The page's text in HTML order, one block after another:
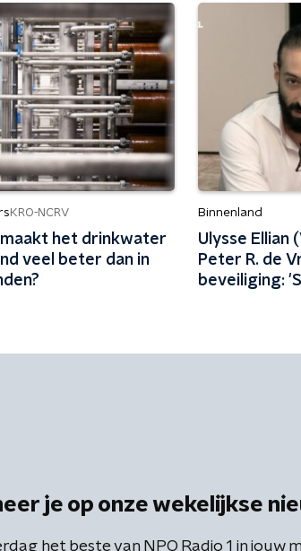
KRO-NCRV
het drinkwater
veel beter dan in
Binnenland
Ulysse Ellian
Peter R. de
beveiliging:
je op onze wekelijkse
het beste van NPO Radio 1 in jouw